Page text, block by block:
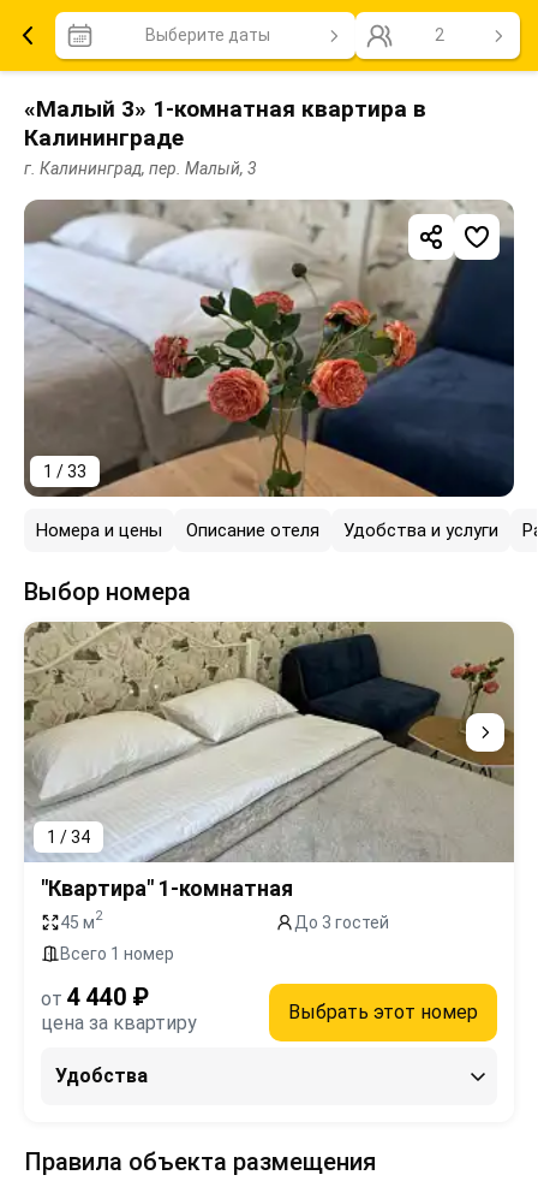
Выберите даты 2
«Малый 3» 1-комнатная квартира в
Калининграде
г. Калининград, пер. Малый, 3
1 / 33
Номера и цены Описание отеля Удобства и услуги
Выбор номера
1 / 34
"Квартира" 1-комнатная
45 м2
До 3 гостей
Всего 1 номер
от 4 440 ₽
цена за квартиру Выбрать этот номер
Удобства
Правила объекта размещения